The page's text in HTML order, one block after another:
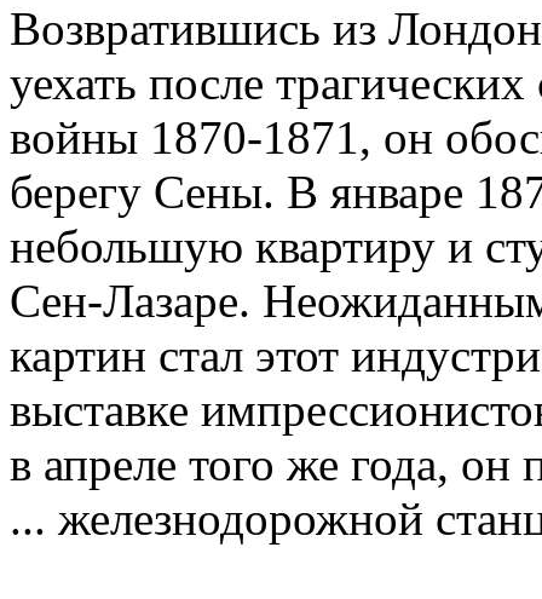
Возвратившись из
уехать после
войны 1870-1871, он
берегу Сены. В январе
небольшую квартиру и
Сен-Лазаре.
картин стал этот
выставке
в апреле того же года, он
... железнодорожной